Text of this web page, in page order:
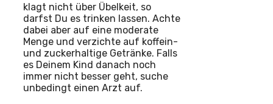
klagt nicht über Übelkeit, so
darfst Du es trinken lassen. Achte
dabei aber auf eine moderate
Menge und verzichte auf koffein-
und zuckerhaltige Getränke. Falls
es Deinem Kind danach noch
immer nicht besser geht, suche
unbedingt einen Arzt auf.